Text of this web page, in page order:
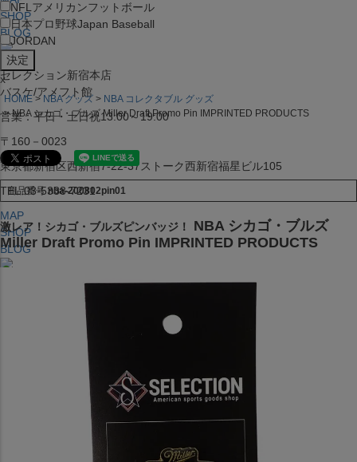
SHOP
BLOG
セレクション新宿本店
バスケ/アメフト館
営業：平日・土日祝13:00～19:00
〒160－0023
東京都新宿区西新宿7-22-37ストーク西新宿福星ビル105
TEL:03-5338-7231
MAP
SHOP
BLOG
セレクション大阪店BIGSTEP 2F
営業：平日・土日祝12:00～19:00
大阪府大阪市中央区西心斎橋1丁目6番14号
TEL:06-4708-3300
NFL アメリカンフットボール
日本プロ野球Japan Baseball
JORDAN
x
HOME NBA グッズ
NBA コレクタブル グッズ
NBA シカゴ・ブルズ Miller Draft Promo Pin IMPRINTED PRODUCTS
商品番号 nba-200802pin01
激レア！シカゴ・ブルズピンバッジ！
NBA シカゴ・ブルズ
Miller Draft Promo Pin IMPRINTED PRODUCTS